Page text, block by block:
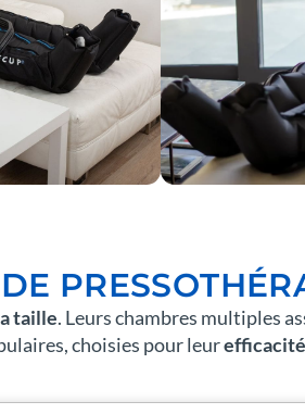
taille. Leurs chambres multiples
choisies pour leurefficacité